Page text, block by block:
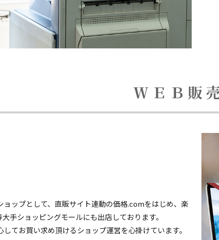
ＷＥＢ販
ョップとして、直販サイト連動の価格.comをはじめ、楽
手ショッピングモールにも出店しております。
てお買い求め頂けるショップ運営を心掛けています。